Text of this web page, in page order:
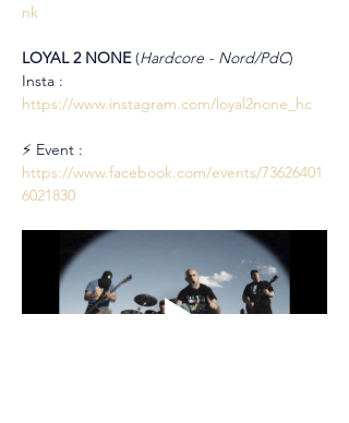
nk
LOYAL 2 NONE (Hardcore - Nord/PdC)
Insta :
https://www.instagram.com/loyal2none_hc
⚡ Event :
https://www.facebook.com/events/73626401
6021830